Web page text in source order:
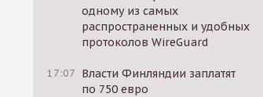
одному из самых
распространенных и удобных
протоколов WireGuard
17:07 Власти Финляндии заплатят
по 750 евро